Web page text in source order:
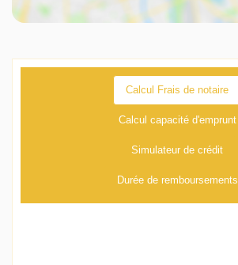
Calcul Frais de notaire
Calcul capacité d'emprunt
Simulateur de crédit
Durée de remboursements